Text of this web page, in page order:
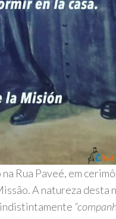
Rua Paveé, em
A natureza desta
indistintamente